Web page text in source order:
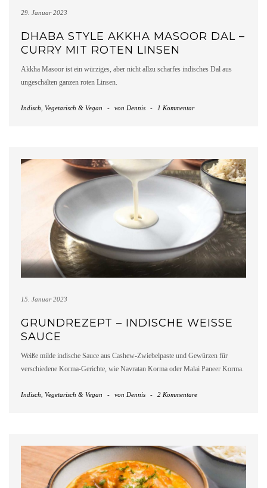
29. Januar 2023
DHABA STYLE AKKHA MASOOR DAL –
CURRY MIT ROTEN LINSEN
Akkha Masoor ist ein würziges, aber nicht allzu scharfes indisches Dal aus
ungeschälten ganzen roten Linsen.
Indisch Vegetarisch & Vegan - von Dennis - 1 Kommentar
15. Januar 2023
GRUNDREZEPT – INDISCHE WEISSE S
AUCE
Weiße milde indische Sauce aus Cashew-Zwiebelpaste und Gewürzen für
verschiedene Korma-Gerichte, wie Navratan Korma oder Malai Paneer Korma.
Indisch Vegetarisch & Vegan - von Dennis - 2 Kommentare